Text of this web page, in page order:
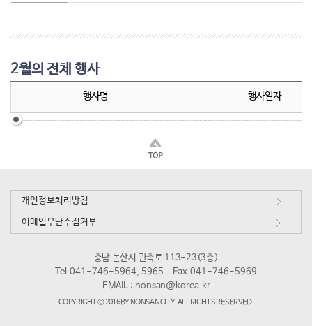
2월의 전체 행사
행사명 행사일자
개인정보처리방침
이메일무단수집거부
충남 논산시 관촉로 113-23(3층)
Tel.041-746-5964, 5965
Fax.041-746-5969
EMAIL : nonsan@korea.kr
COPYRIGHT © 2016 BY NONSAN CITY. ALL RIGHTS RESERVED.